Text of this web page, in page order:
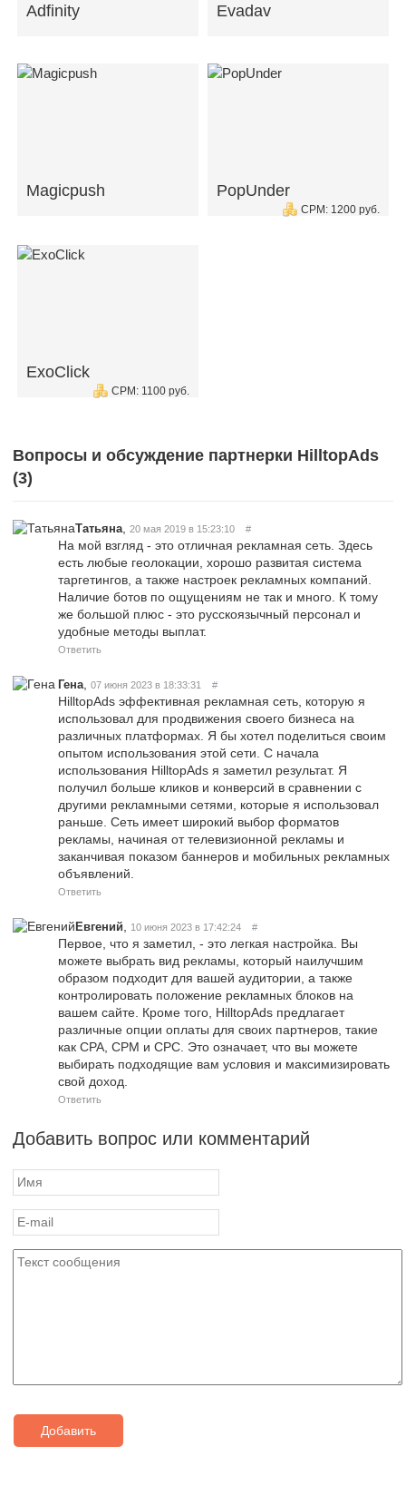
Adfinity Evadav
Magicpush PopUnder
CPM: 1200 руб.
ExoClick
CPM: 1100 руб.
Вопросы и обсуждение партнерки HilltopAds
(3)
Татьяна 20 мая 2019 в 15:23:10 #
На мой взгляд - это отличная рекламная сеть. Здесь
есть любые геолокации, хорошо развитая система
таргетингов, а также настроек рекламных компаний.
Наличие ботов по ощущениям не так и много. К тому
же большой плюс - это русскоязычный персонал и
удобные методы выплат.
Ответить
Гена 07 июня 2023 в 18:33:31 #
HilltopAds эффективная рекламная сеть, которую я
использовал для продвижения своего бизнеса на
различных платформах. Я бы хотел поделиться своим
опытом использования этой сети. С начала
использования HilltopAds я заметил результат. Я
получил больше кликов и конверсий в сравнении с
другими рекламными сетями, которые я использовал
раньше. Сеть имеет широкий выбор форматов
рекламы, начиная от телевизионной рекламы и
заканчивая показом баннеров и мобильных рекламных
объявлений.
Ответить
Евгений 10 июня 2023 в 17:42:24 #
Первое, что я заметил, - это легкая настройка. Вы
можете выбрать вид рекламы, который наилучшим
образом подходит для вашей аудитории, а также
контролировать положение рекламных блоков на
вашем сайте. Кроме того, HilltopAds предлагает
различные опции оплаты для своих партнеров, такие
как CPA, CPM и CPC. Это означает, что вы можете
выбирать подходящие вам условия и максимизировать
свой доход.
Ответить
Добавить вопрос или комментарий
Добавить